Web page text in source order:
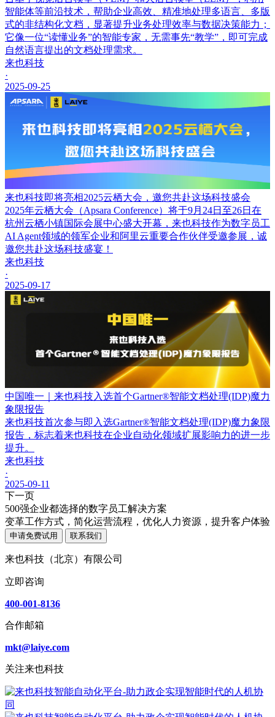
智能体等前沿技术，帮助企业高效、精准地处理多语言、多版
式的非结构化文档，显著提升业务处理效率与数据决策能力；
它像一位“读懂业务”的智能专家，无需事先“教学”，即可完成
自然语言提出的文档处理需求。
来也科技
·
2025-09-25
来也科技即将亮相2025云栖大会，邀您共赴这场科技盛会
2025年云栖大会（Apsara Conference）将于9月24日至26日在
杭州云栖小镇国际会展中心盛大开幕，来也科技作为数字员工
AI Agent领域的领军企业和阿里云重要合作伙伴受邀参展，诚
邀您共赴这场科技盛宴！
来也科技
·
2025-09-17
中国唯一｜来也科技入选首个Gartner®智能文档处理(IDP)魔力
象限报告
来也科技首次参与即入选Gartner®智能文档处理(IDP)魔力象限
报告，标志着来也科技在企业自动化领域扩展影响力的进一步
提升。
来也科技
·
2025-09-11
下一页
500强企业都选择的数字员工解决方案
变革工作方式，简化运营流程，优化人力资源，提升客户体验
申请免费试用 联系我们
来也科技（北京）有限公司
立即咨询
400-001-8136
合作邮箱
mkt@laiye.com
关注来也科技